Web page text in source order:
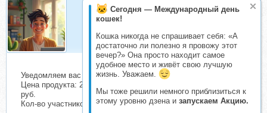
Сегодня — Международный день
кошек!
Кошка никогда не спрашивает себя: «А
достаточно ли полезно я провожу этот
вечер?» Она просто находит самое
удобное место и живёт свою лучшую
жизнь. Уважаем.
Мы тоже решили немного приблизиться к
этому уровню дзена и запускаем Акцию.
Уведомляем вас о начале сбора взносов.
Цена продукта: 2500 руб. Взнос с каждого участника: 248
руб.
Кол-во участников в основном списке: 14 чел.